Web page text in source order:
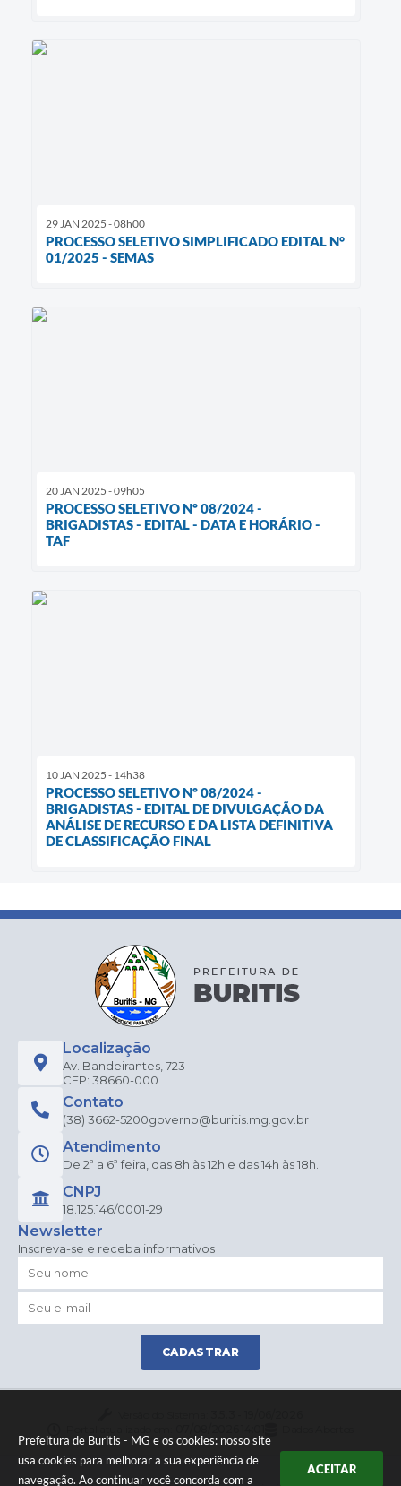
Prefeitura de Buritis - MG e os cookies: nosso site
usa cookies para melhorar a sua experiência de
navegação. Ao continuar você concorda com a
ACEITAR
29 JAN 2025 - 08h00
PROCESSO SELETIVO SIMPLIFICADO EDITAL N°
01/2025 - SEMAS
20 JAN 2025 - 09h05
PROCESSO SELETIVO Nº 08/2024 -
BRIGADISTAS - EDITAL - DATA E HORÁRIO -
TAF
10 JAN 2025 - 14h38
PROCESSO SELETIVO Nº 08/2024 -
BRIGADISTAS - EDITAL DE DIVULGAÇÃO DA
ANÁLISE DE RECURSO E DA LISTA DEFINITIVA
DE CLASSIFICAÇÃO FINAL
Localização
Av. Bandeirantes, 723
CEP: 38660-000
Contato
(38) 3662-5200governo@buritis.mg.gov.br
Atendimento
De 2ª a 6ª feira, das 8h às 12h e das 14h às 18h.
CNPJ
18.125.146/0001-29
Newsletter
Inscreva-se e receba informativos
CADASTRAR